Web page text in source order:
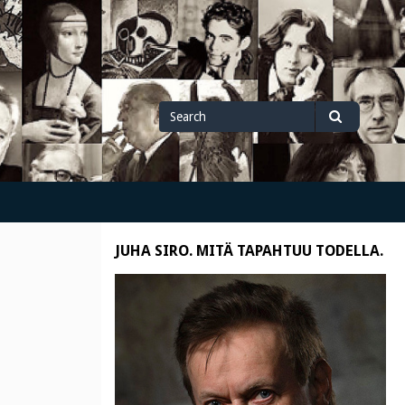
Search
for
Search
JUHA SIRO. MITÄ TAPAHTUU TODELLA.